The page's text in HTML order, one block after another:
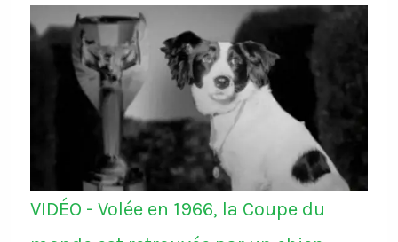
VIDÉO - Volée en 1966, la Coupe du